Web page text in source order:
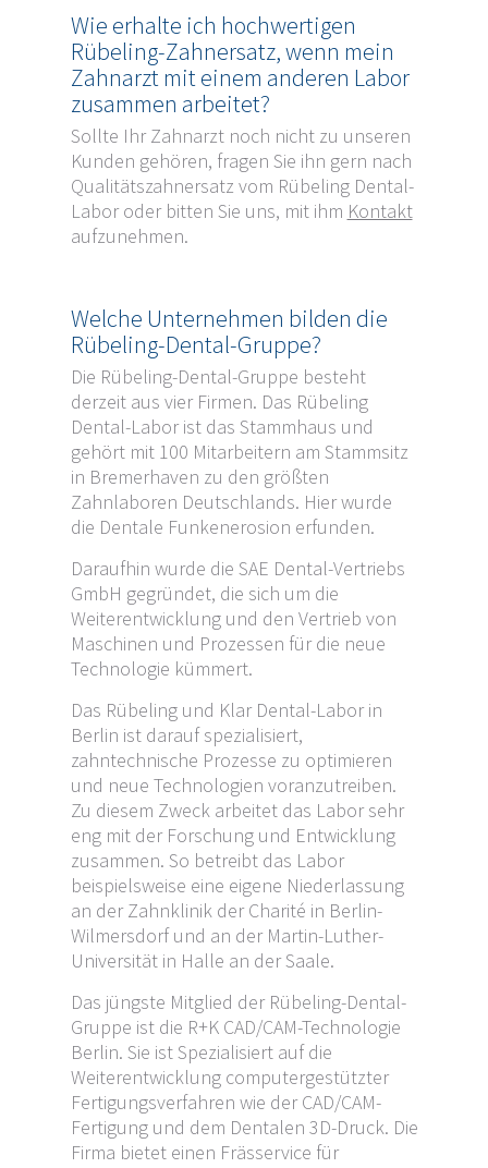
Wie erhalte ich hochwertigen
Rübeling-Zahnersatz, wenn mein
Zahnarzt mit einem anderen Labor
zusammen arbeitet?
Sollte Ihr Zahnarzt noch nicht zu unseren
Kunden gehören, fragen Sie ihn gern nach
Qualitätszahnersatz vom Rübeling Dental-
Labor oder bitten Sie uns, mit ihm Kontakt
aufzunehmen.
Welche Unternehmen bilden die
Rübeling-Dental-Gruppe?
Die Rübeling-Dental-Gruppe besteht
derzeit aus vier Firmen. Das Rübeling
Dental-Labor ist das Stammhaus und
gehört mit 100 Mitarbeitern am Stammsitz
in Bremerhaven zu den größten
Zahnlaboren Deutschlands. Hier wurde
die Dentale Funkenerosion erfunden.
Daraufhin wurde die SAE Dental-Vertriebs
GmbH gegründet, die sich um die
Weiterentwicklung und den Vertrieb von
Maschinen und Prozessen für die neue
Technologie kümmert.
Das Rübeling und Klar Dental-Labor in
Berlin ist darauf spezialisiert,
zahntechnische Prozesse zu optimieren
und neue Technologien voranzutreiben.
Zu diesem Zweck arbeitet das Labor sehr
eng mit der Forschung und Entwicklung
zusammen. So betreibt das Labor
beispielsweise eine eigene Niederlassung
an der Zahnklinik der Charité in Berlin-
Wilmersdorf und an der Martin-Luther-
Universität in Halle an der Saale.
Das jüngste Mitglied der Rübeling-Dental-
Gruppe ist die R+K CAD/CAM-Technologie
Berlin. Sie ist Spezialisiert auf die
Weiterentwicklung computergestützter
Fertigungsverfahren wie der CAD/CAM-
Fertigung und dem Dentalen 3D-Druck. Die
Firma bietet einen Frässervice für